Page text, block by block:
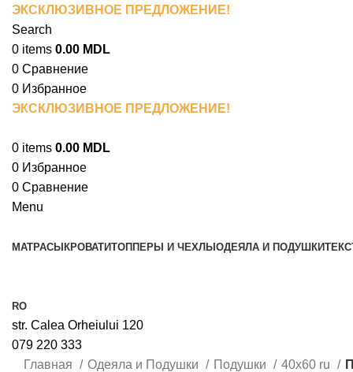
ЭКСКЛЮЗИВНОЕ ПРЕДЛОЖЕНИЕ!
Search
0 items 0.00 MDL
0 Сравнение
0 Избранное
ЭКСКЛЮЗИВНОЕ ПРЕДЛОЖЕНИЕ!
0 items 0.00 MDL
0 Избранное
0 Сравнение
Menu
МАТРАСЫ КРОВАТИТОППЕРЫ И ЧЕХЛЫ ОДЕЯЛА И ПОДУШКИ
RO
str. Calea Orheiului 120
079 220 333
Главная
Одеяла и Подушки Подушки 40x60 ru